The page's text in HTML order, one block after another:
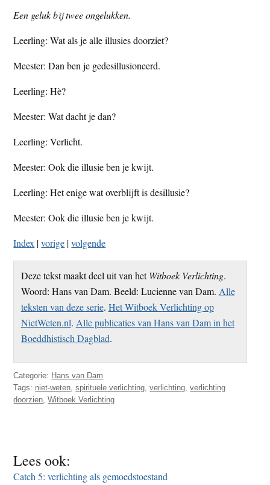
t
Een geluk bij twee ongelukken.
Leerling: Wat als je alle illusies doorziet?
Meester: Dan ben je gedesillusioneerd.
Leerling: Hè?
Meester: Wat dacht je dan?
Leerling: Verlicht.
Meester: Ook die illusie ben je kwijt.
Leerling: Het enige wat overblijft is desillusie?
Meester: Ook die illusie ben je kwijt.
Index |vorige |volgende
Deze tekst maakt deel uit van hetWitboek Verlichting.
Woord: Hans van Dam. Beeld: Lucienne van Dam. Alle
teksten van deze serie. Het Witboek Verlichting op
NietWeten.nl. Alle publicaties van Hans van Dam in het
Boeddhistisch Dagblad.
Categorie: Hans van Dam
Tags: niet-weten,spirituele verlichting,verlichting,verlichting
doorzien,Witboek Verlichting
Lees ook:
Catch 5: verlichting als gemoedstoestand